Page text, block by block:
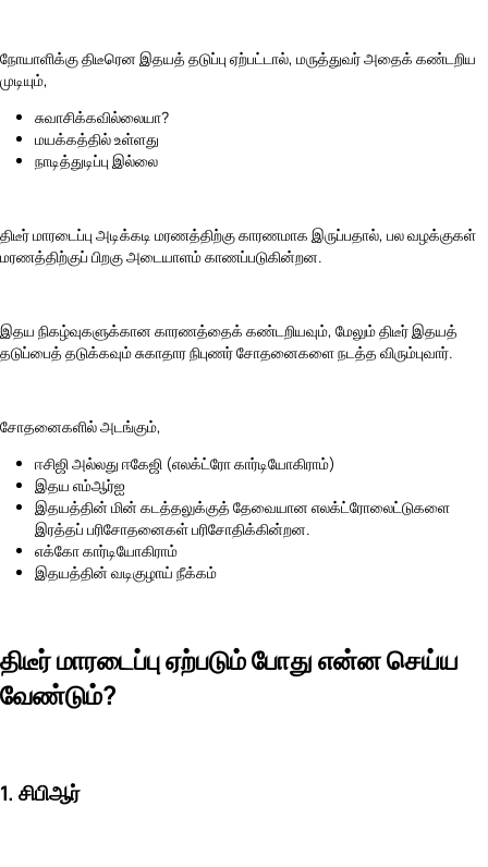
நோயாளிக்கு திடீரென இதயத் தடுப்பு ஏற்பட்டால், மருத்துவர் அதைக் கண்டறிய
முடியும்,
சுவாசிக்கவில்லையா?
மயக்கத்தில் உள்ளது
நாடித்துடிப்பு இல்லை
திடீர் மாரடைப்பு அடிக்கடி மரணத்திற்கு காரணமாக இருப்பதால், பல வழக்குகள்
மரணத்திற்குப் பிறகு அடையாளம் காணப்படுகின்றன.
இதய நிகழ்வுகளுக்கான காரணத்தைக் கண்டறியவும், மேலும் திடீர் இதயத்
தடுப்பைத் தடுக்கவும் சுகாதார நிபுணர் சோதனைகளை நடத்த விரும்புவார்.
சோதனைகளில் அடங்கும்,
ஈசிஜி அல்லது ஈகேஜி (எலக்ட்ரோ கார்டியோகிராம்)
இதய எம்ஆர்ஐ
இதயத்தின் மின் கடத்தலுக்குத் தேவையான எலக்ட்ரோலைட்டுகளை
இரத்தப் பரிசோதனைகள் பரிசோதிக்கின்றன.
எக்கோ கார்டியோகிராம்
இதயத்தின் வடிகுழாய் நீக்கம்
திடீர் மாரடைப்பு ஏற்படும் போது என்ன செய்ய
வேண்டும்?
1. சிபிஆர்